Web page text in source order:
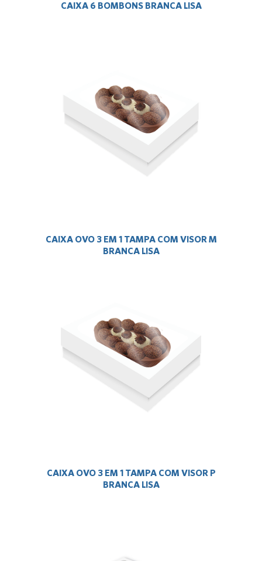
CAIXA 6 BOMBONS BRANCA LISA
CAIXA OVO 3 EM 1 TAMPA COM VISOR M
BRANCA LISA
CAIXA OVO 3 EM 1 TAMPA COM VISOR P
BRANCA LISA